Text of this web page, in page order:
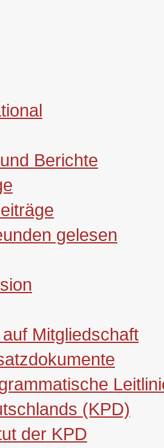
Berichte
gelesen
Mitgliedschaft
(KPD)
der KPD